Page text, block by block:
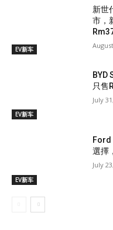
EV新车
新世
市，
EV新车
BYD
只售
July
EV新车
Ford
選擇
July